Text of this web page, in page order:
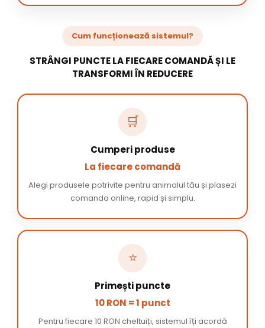
Cum funcționează sistemul?
STRÂNGI PUNCTE LA FIECARE COMANDĂ ȘI LE
TRANSFORMI ÎN REDUCERE
🛒
Cumperi produse
La fiecare comandă
Alegi produsele potrivite pentru animalul tău și plasezi
comanda online, rapid și simplu.
⭐
Primești puncte
10 RON = 1 punct
Pentru fiecare 10 RON cheltuiți, sistemul îți acordă